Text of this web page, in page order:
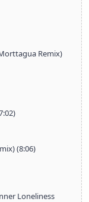
Remix)
(8:06)
Loneliness